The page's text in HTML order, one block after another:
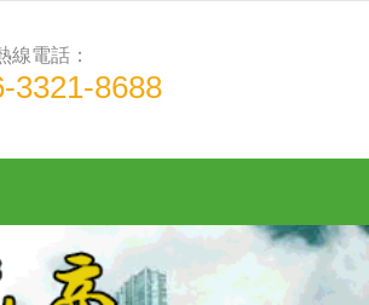
線電話：
3321-8688